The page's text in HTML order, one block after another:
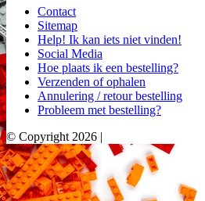
Contact
Sitemap
Help! Ik kan iets niet vinden!
Social Media
Hoe plaats ik een bestelling?
Verzenden of ophalen
Annulering / retour bestelling
Probleem met bestelling?
© Copyright 2026 |